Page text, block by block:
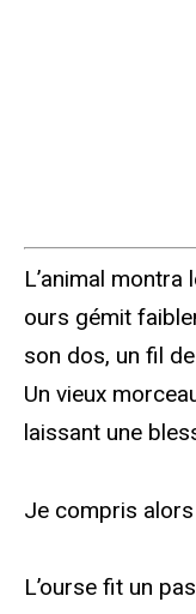
L’animal
ours gémit
son dos, un fil
Un vieux
laissant une
Je compris
L’ourse fit un